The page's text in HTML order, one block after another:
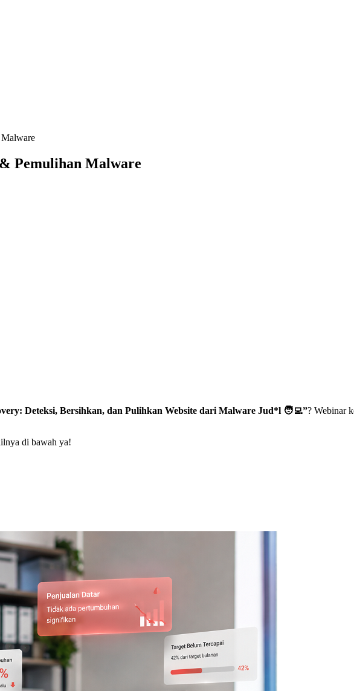
Pemulihan Malware
Deteksi, Bersihkan, dan Pulihkan Website dari Malware Jud*l 🧑‍💻”? Webinar
di bawah ya!